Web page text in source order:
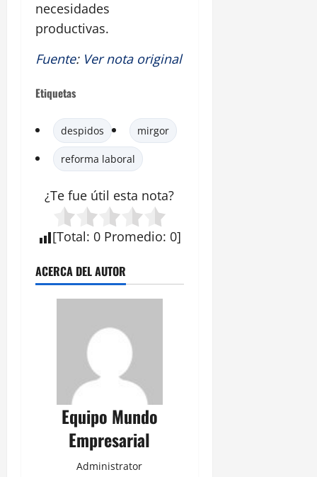
necesidades
productivas.
Fuente: Ver nota original
Etiquetas
despidos mirgor
reforma laboral
¿Te fue útil esta nota?
[Total: 0 Promedio: 0]
ACERCA DEL AUTOR
Equipo Mundo
Empresarial
Administrator